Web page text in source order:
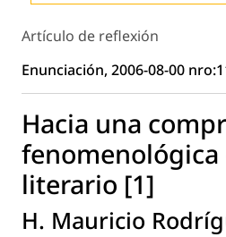
Artículo de reflexión
Enunciación, 2006-08-00
Hacia una
literario [1]
H. Mauricio